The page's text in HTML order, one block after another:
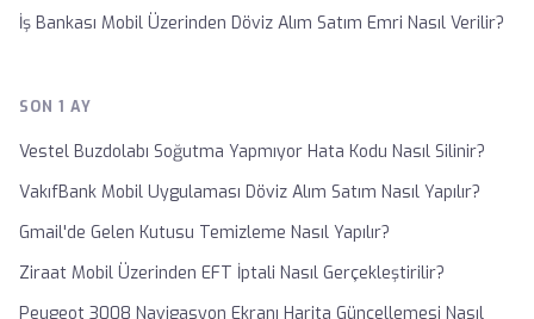
İş Bankası Mobil Üzerinden Döviz Alım Satım Emri Nasıl Verilir?
SON 1 AY
Vestel Buzdolabı Soğutma Yapmıyor Hata Kodu Nasıl Silinir?
VakıfBank Mobil Uygulaması Döviz Alım Satım Nasıl Yapılır?
Gmail'de Gelen Kutusu Temizleme Nasıl Yapılır?
Ziraat Mobil Üzerinden EFT İptali Nasıl Gerçekleştirilir?
Peugeot 3008 Navigasyon Ekranı Harita Güncellemesi Nasıl